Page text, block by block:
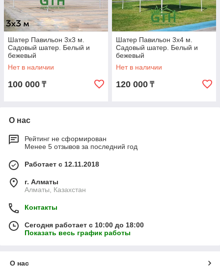
Шатер Павильон 3х3 м.
Садовый шатер. Белый и
бежевый
Нет в наличии
100 000 ₸
Шатер Павильон 3х4 м.
Садовый шатер. Белый и
бежевый
Нет в наличии
120 000 ₸
О нас
Рейтинг не сформирован
Менее 5 отзывов за последний год
Работает с 12.11.2018
г. Алматы
Алматы, Казахстан
Контакты
Сегодня работает с 10:00 до 18:00
Показать весь график работы
О нас